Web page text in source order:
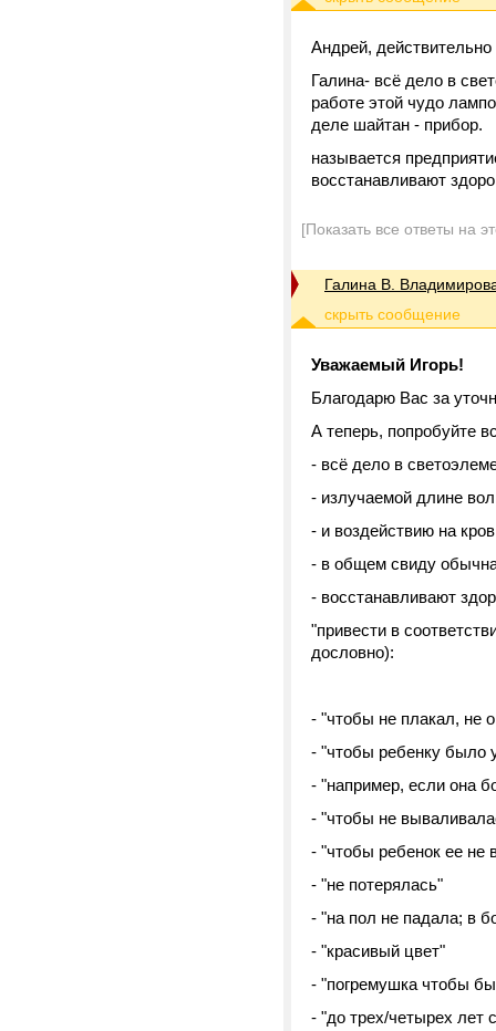
Андрей,
Галина- всё дело в
работе этой чудо
деле шайтан - прибор.
называется
восстанавливают
[Показать все ответы на
Галина В.
Уважаемый Игорь!
Благодарю Вас за
А теперь, попробуйте
- всё дело в
- излучаемой длине
- и воздействию на
- в общем свиду
- восстанавливают
"привести в
дословно):
- "чтобы не плакал, не
- "чтобы ребенку было
- "например, если она
- "чтобы не
- "чтобы ребенок ее не
- "не потерялась"
- "на пол не падала; в
- "красивый цвет"
- "погремушка чтобы
- "до трех/четырех лет